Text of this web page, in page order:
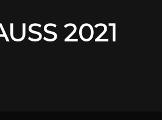
2021